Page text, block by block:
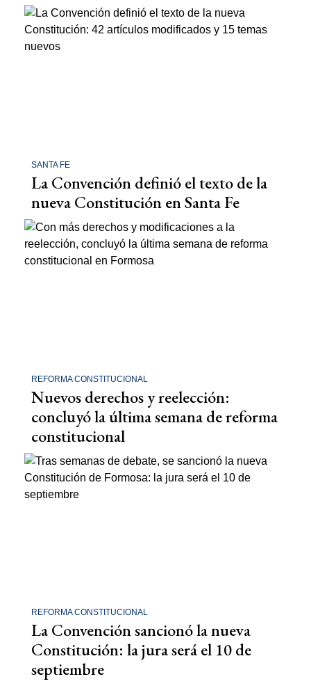
SANTA FE
La Convención definió el texto de la
nueva Constitución en Santa Fe
REFORMA CONSTITUCIONAL
Nuevos derechos y reelección:
concluyó la última semana de reforma
constitucional
REFORMA CONSTITUCIONAL
La Convención sancionó la nueva
Constitución: la jura será el 10 de
septiembre